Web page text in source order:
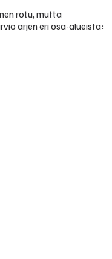
rotu, mutta
arjen eri osa-alueista: